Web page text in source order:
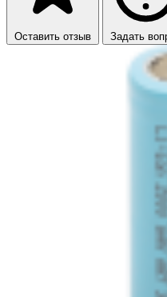
Оставить отзыв Задать